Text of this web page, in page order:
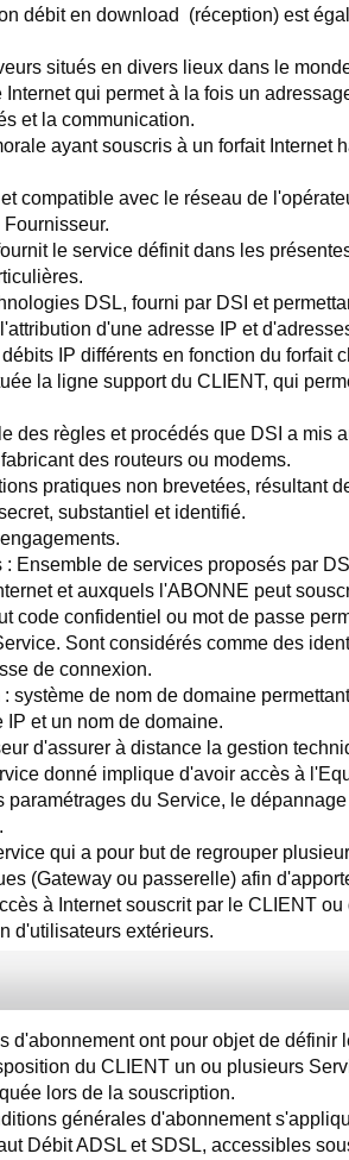
débit en download (réception) est
situés en divers lieux dans le
qui permet à la fois un
et la communication.
ayant souscris à un forfait Internet
compatible avec le réseau de
le service définit dans les
DSL, fourni par DSI et
d'une adresse IP et
IP différents en fonction du forfait
la ligne support du CLIENT, qui
des règles et procédés que DSI a mis
des routeurs ou modems.
pratiques non brevetées, résultant
substantiel et identifié.
Ensemble de services proposés par
et auxquels l'ABONNE peut
code confidentiel ou mot de passe
Sont considérés comme des
de connexion.
système de nom de domaine
et un nom de domaine.
d'assurer à distance la gestion
donné implique d'avoir accès à
du Service, le
qui a pour but de regrouper
(Gateway ou passerelle) afin
à Internet souscrit par le CLIENT
d'utilisateurs extérieurs.
d'abonnement ont pour objet de définir
du CLIENT un ou plusieurs
lors de la souscription.
générales d'abonnement
Débit ADSL et SDSL, accessibles